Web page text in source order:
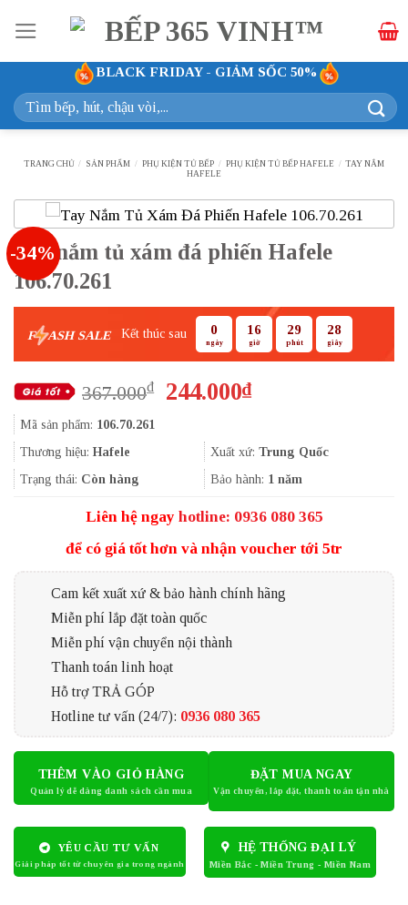
qua
nội
dung
BLACK FRIDAY - GIẢM SỐC 50%
Tìm
kiếm:
TRANG CHỦ / SẢN PHẨM / PHỤ KIỆN TỦ BẾP / PHỤ KIỆN TỦ BẾP HAFELE / TAY NẮM
HAFELE
-34%
Tay nắm tủ xám đá phiến Hafele
106.70.261
F ASH SALE Kết thúc sau 0
ngày
16
giờ
29
phút
27
giây
367.000₫
Giá
367.000₫.
244.000₫Giá
là:
244.000₫.
Mã sản phẩm: 106.70.261
Thương hiệu: Hafele Xuất xứ: Trung Quốc
Trạng thái: Còn hàng Bảo hành: 1 năm
Liên hệ ngay hotline: 0936 080 365
để có giá tốt hơn và nhận voucher tới 5tr
Cam kết xuất xứ & bảo hành chính hãng
Miễn phí lắp đặt toàn quốc
Miễn phí vận chuyển nội thành
Thanh toán linh hoạt
Hỗ trợ TRẢ GÓP
Hotline tư vấn (24/7): 0936 080 365
THÊM VÀO GIỎ HÀNG ĐẶT MUA NGAY
YÊU CẦU TƯ VẤN HỆ THỐNG ĐẠI LÝ